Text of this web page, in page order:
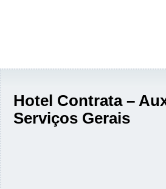
Hotel Contrata –
Serviços Gerais